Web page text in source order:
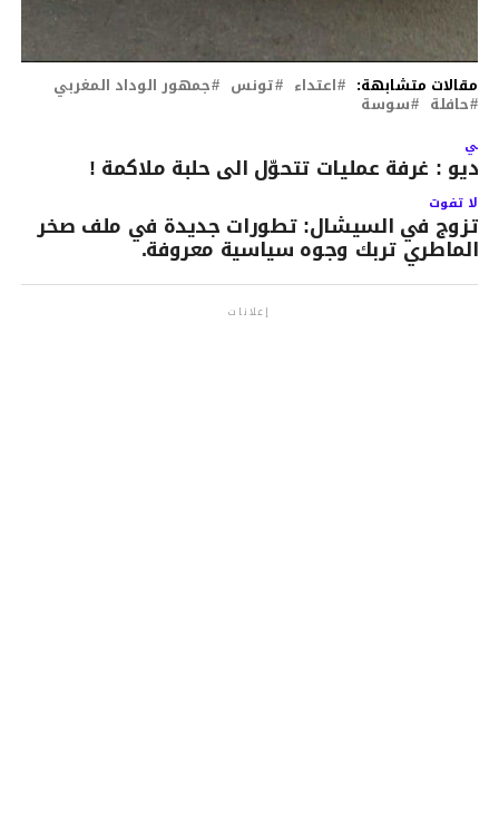
مقالات متشابهة: اعتداء تونس جمهور الوداد المغربي
حافلة سوسة
: غرفة عمليات تتحوّل الى حلبة ملاكمة !
لا تفوت
تزوج في السيشال: تطورات جديدة في ملف صخر
الماطري تربك وجوه سياسية معروفة.
إعلانات